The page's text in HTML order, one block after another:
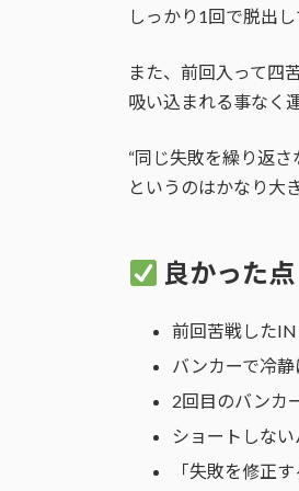
しっかり1回で脱出し
また、前回入って四
吸い込まれる事なく
“同じ失敗を繰り返さ
というのはかなり大
良かった点
前回苦戦した
バンカーで冷
2回目のバンカ
ショートしな
「失敗を修正